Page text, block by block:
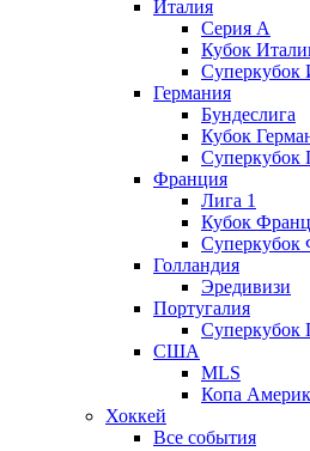
Италия
Серия А
Кубок
Суперкубок
Германия
Бундеслига
Кубок
Суперкубок
Франция
Лига 1
Кубок
Суперкубок
Голландия
Эредивизи
Португалия
Суперкубок
США
MLS
Копа
Хоккей
Все события